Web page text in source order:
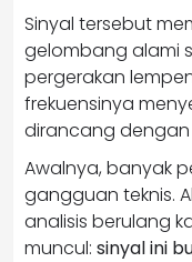
Sinyal tersebut
gelombang alami
pergerakan
frekuensinya
dirancang dengan
Awalnya, banyak
gangguan teknis.
analisis berulang
muncul: sinyal ini